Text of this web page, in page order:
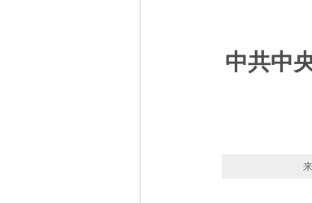
中共中